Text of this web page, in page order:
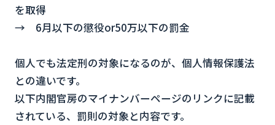
を取得
→ 6月以下の懲役or50万以下の罰金
個人でも法定刑の対象になるのが、個人情報保護法
との違いです。
以下内閣官房のマイナンバーページのリンクに記載
されている、罰則の対象と内容です。